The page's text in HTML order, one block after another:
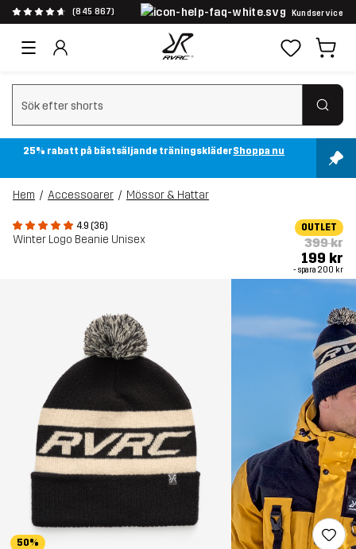
(845 867) Kundservice
Rensa sök
25% rabatt på bästsäljande träningskläderShoppa nu
Hem Accessoarer Mössor & Hattar
4.9 (36)
Winter Logo Beanie Unisex
OUTLET
399 kr
199 kr
- spara 200 kr
50%